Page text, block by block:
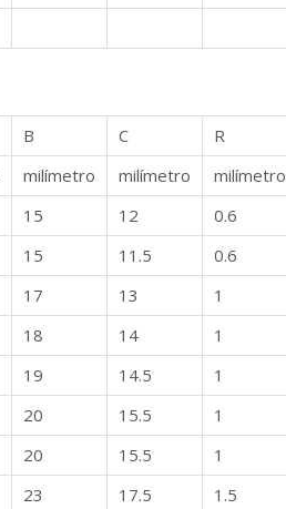
B C R
milímetro milímetro milímetro
15 12 0.6
15 11.5 0.6
17 13 1
18 14 1
19 14.5 1
20 15.5 1
20 15.5 1
23 17.5 1.5